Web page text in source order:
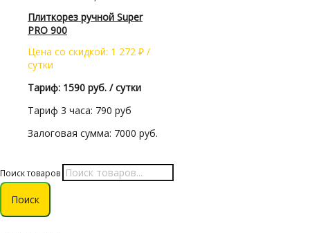
Поиск товаров
Поиск
Плиткорез ручной Super
PRO 900
Цена со скидкой: 1 272 ₽ /
сутки
Тариф: 1590 руб. / сутки
Тариф 3 часа: 790 руб
Залоговая сумма: 7000 руб.